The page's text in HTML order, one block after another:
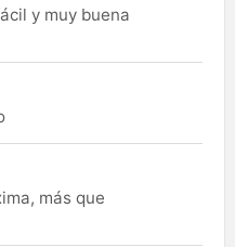
y muy buena
más que